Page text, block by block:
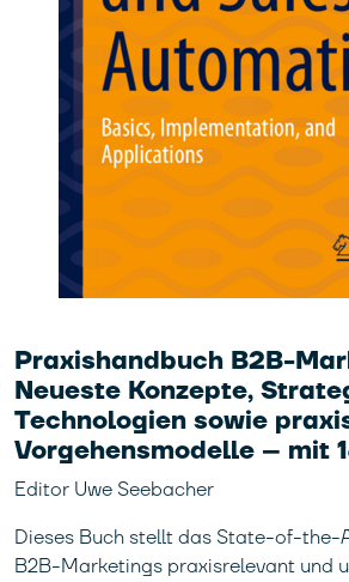
Praxishandbuch B2B-
Neueste Konzepte,
Technologien sowie
Vorgehensmodelle – mit
Editor Uwe Seebacher
Dieses Buch stellt das State-of-the-
B2B-Marketings praxisrelevant und